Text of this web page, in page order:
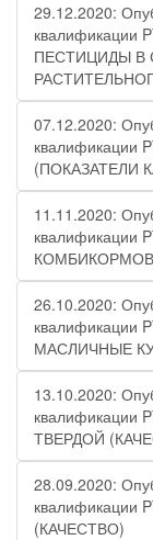
29.12.2020:
ПЕСТИЦИДЫ В
07.12.2020:
(ПОКАЗАТЕЛИ
11.11.2020:
квалификации
26.10.2020:
квалификации
МАСЛИЧНЫЕ
13.10.2020:
ТВЕРДОЙ
28.09.2020:
квалификации
(КАЧЕСТВО)